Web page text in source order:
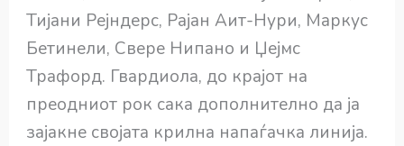
Тијани Рејндерс, Рајан Аит-Нури, Маркус
Бетинели, Свере Нипано и Џејмс
Трафорд. Гвардиола, до крајот на
преодниот рок сака дополнително да ја
зајакне својата крилна напаѓачка линија.